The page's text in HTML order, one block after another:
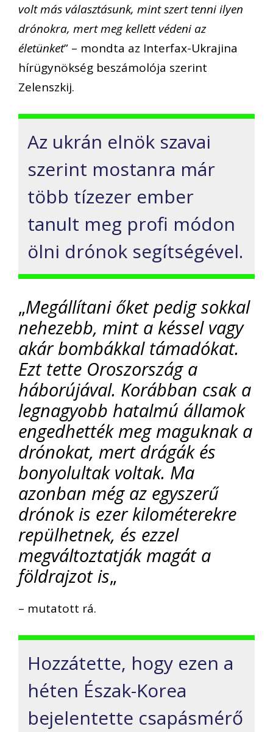
volt más választásunk, mint szert tenni ilyen
drónokra, mert meg kellett védeni az
életünket” – mondta az Interfax-Ukrajina
hírügynökség beszámolója szerint
Zelenszkij.
Az ukrán elnök szavai
szerint mostanra már
több tízezer ember
tanult meg profi módon
ölni drónok segítségével.
„Megállítani őket pedig sokkal
nehezebb, mint a késsel vagy
akár bombákkal támadókat.
Ezt tette Oroszország a
háborújával. Korábban csak a
legnagyobb hatalmú államok
engedhették meg maguknak a
drónokat, mert drágák és
bonyolultak voltak. Ma
azonban még az egyszerű
drónok is ezer kilométerekre
repülhetnek, és ezzel
megváltoztatják magát a
földrajzot is„
– mutatott rá.
Hozzátette, hogy ezen a
héten Észak-Korea
bejelentette csapásmérő